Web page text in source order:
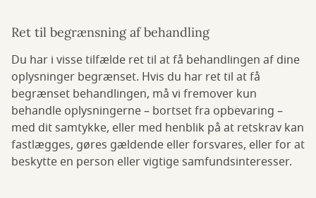
Ret til begrænsning af behandling
Du har i visse tilfælde ret til at få behandlingen af dine
oplysninger begrænset. Hvis du har ret til at få
begrænset behandlingen, må vi fremover kun
behandle oplysningerne – bortset fra opbevaring –
med dit samtykke, eller med henblik på at retskrav kan
fastlægges, gøres gældende eller forsvares, eller for at
beskytte en person eller vigtige samfundsinteresser.